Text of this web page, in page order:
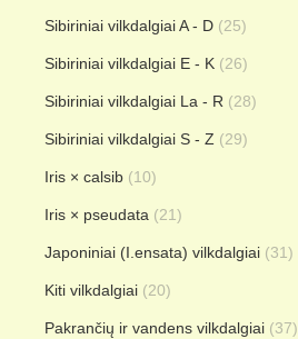
Sibiriniai vilkdalgiai A - D (25)
Sibiriniai vilkdalgiai E - K (26)
Sibiriniai vilkdalgiai La - R (28)
Sibiriniai vilkdalgiai S - Z (29)
Iris × calsib (10)
Iris × pseudata (21)
Japoniniai (I.ensata) vilkdalgiai (31)
Kiti vilkdalgiai (20)
Pakrančių ir vandens vilkdalgiai (37)